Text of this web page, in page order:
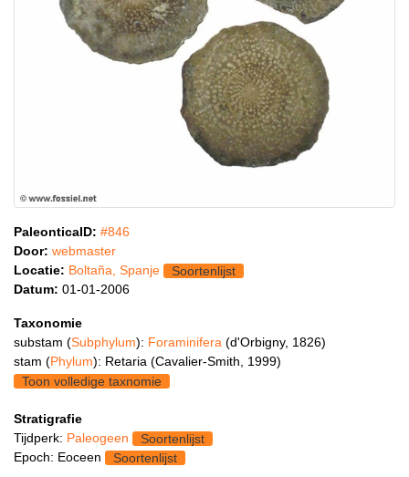
PaleonticaID: #846
Door: webmaster
Locatie: Boltaña, Spanje
Soortenlijst
Datum: 01-01-2006
Taxonomie
substam (Subphylum): Foraminifera (d'Orbigny, 1826)
stam (Phylum): Retaria (Cavalier-Smith, 1999)
Toon volledige taxnomie
Stratigrafie
Tijdperk: Paleogeen
Soortenlijst
Epoch: Eoceen
Soortenlijst